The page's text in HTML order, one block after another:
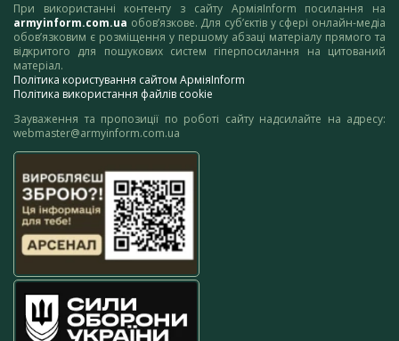
При використанні контенту з сайту АрміяInform посилання на
armyinform.com.ua обов’язкове. Для суб’єктів у сфері онлайн-медіа
обов’язковим є розміщення у першому абзаці матеріалу прямого та
відкритого для пошукових систем гіперпосилання на цитований
матеріал.
Політика користування сайтом АрміяInform
Політика використання файлів cookie
Зауваження та пропозиції по роботі сайту надсилайте на адресу:
webmaster@armyinform.com.ua